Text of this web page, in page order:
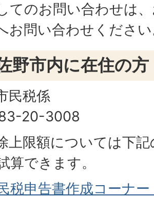
てのお問い合わせは
お問い合わせくださ
野市内に在住の方
民税係
20-3008
上限額については下
算できます。
税申告書作成コーナ